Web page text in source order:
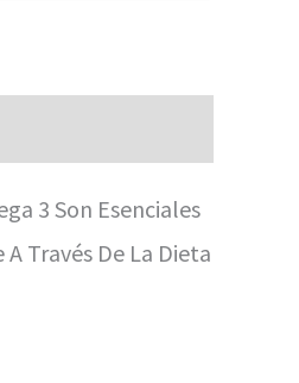
3 Son Esenciales
Través De La Dieta